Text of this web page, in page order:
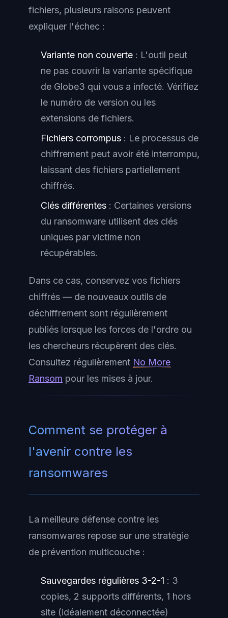
fichiers, plusieurs raisons peuvent
expliquer l'échec :
Variante non couverte : L'outil peut
ne pas couvrir la variante spécifique
de Globe3 qui vous a infecté. Vérifiez
le numéro de version ou les
extensions de fichiers.
Fichiers corrompus : Le processus de
chiffrement peut avoir été interrompu,
laissant des fichiers partiellement
chiffrés.
Clés différentes : Certaines versions
du ransomware utilisent des clés
uniques par victime non
récupérables.
Dans ce cas, conservez vos fichiers
chiffrés — de nouveaux outils de
déchiffrement sont régulièrement
publiés lorsque les forces de l'ordre ou
les chercheurs récupèrent des clés.
Consultez régulièrement No More
Ransom pour les mises à jour.
Comment se protéger à
l'avenir contre les
ransomwares
La meilleure défense contre les
ransomwares repose sur une stratégie
de prévention multicouche :
Sauvegardes régulières 3-2-1 : 3
copies, 2 supports différents, 1 hors
site (idéalement déconnectée)